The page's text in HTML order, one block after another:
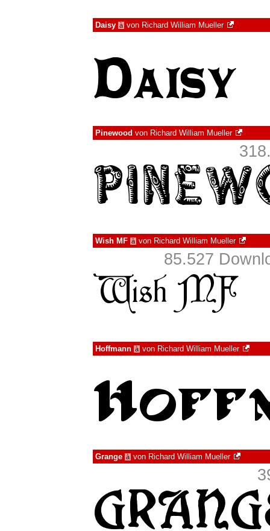
Daisy à von Richard William Mueller
Pinewood von Richard William Mueller
Wish MF à von Richard William Mueller
85.527
Hoffmann à von Richard William Mueller
Grange à von Richard William Mueller